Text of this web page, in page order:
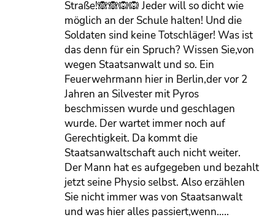
Straße!🙈🙈🙉🙉 Jeder will so dicht wie
möglich an der Schule halten! Und die
Soldaten sind keine Totschläger! Was ist
das denn für ein Spruch? Wissen Sie,von
wegen Staatsanwalt und so. Ein
Feuerwehrmann hier in Berlin,der vor 2
Jahren an Silvester mit Pyros
beschmissen wurde und geschlagen
wurde. Der wartet immer noch auf
Gerechtigkeit. Da kommt die
Staatsanwaltschaft auch nicht weiter.
Der Mann hat es aufgegeben und bezahlt
jetzt seine Physio selbst. Also erzählen
Sie nicht immer was von Staatsanwalt
und was hier alles passiert,wenn…..